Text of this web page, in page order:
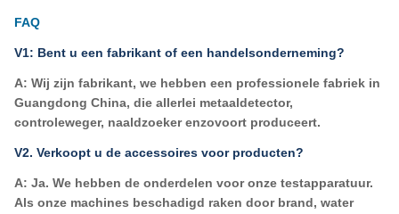
FAQ
V1: Bent u een fabrikant of een handelsonderneming?
A: Wij zijn fabrikant, we hebben een professionele fabriek in
Guangdong China, die allerlei metaaldetector,
controleweger, naaldzoeker enzovoort produceert.
V2. Verkoopt u de accessoires voor producten?
A: Ja. We hebben de onderdelen voor onze testapparatuur.
Als onze machines beschadigd raken door brand, water